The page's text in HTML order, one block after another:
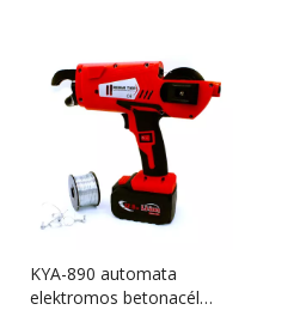
KYA-890 automata
elektromos betonacél